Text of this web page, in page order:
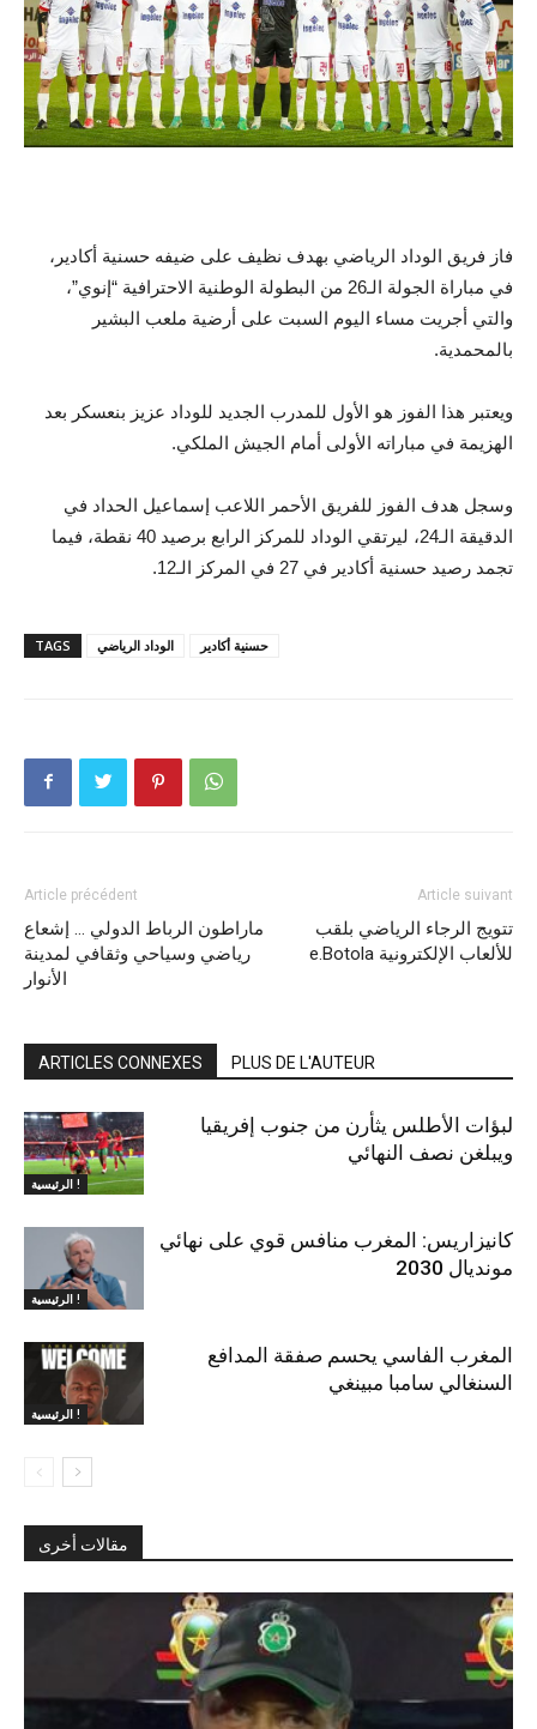
فاز فريق الوداد الرياضي بهدف نظيف على ضيفه حسنية أكادير،
في مباراة الجولة الـ26 من البطولة الوطنية الاحترافية “إنوي”،
والتي أجريت مساء اليوم السبت على أرضية ملعب البشير
بالمحمدية.
ويعتبر هذا الفوز هو الأول للمدرب الجديد للوداد عزيز بنعسكر بعد
الهزيمة في مباراته الأولى أمام الجيش الملكي.
وسجل هدف الفوز للفريق الأحمر اللاعب إسماعيل الحداد في
الدقيقة الـ24، ليرتقي الوداد للمركز الرابع برصيد 40 نقطة، فيما
تجمد رصيد حسنية أكادير في 27 في المركز الـ12.
TAGS الوداد الرياضي حسنية أكادير
Article précédent
ماراطون الرباط الدولي … إشعاع
رياضي وسياحي وثقافي لمدينة
الأنوار
Article suivant
تتويج الرجاء الرياضي بلقب
e.Botola للألعاب الإلكترونية
ARTICLES CONNEXES PLUS DE L'AUTEUR
الرئيسية !
لبؤات الأطلس يثأرن من جنوب إفريقيا
ويبلغن نصف النهائي
الرئيسية !
كانيزاريس: المغرب منافس قوي على نهائي
مونديال 2030
الرئيسية !
المغرب الفاسي يحسم صفقة المدافع
السنغالي سامبا مبينغي
مقالات أخرى